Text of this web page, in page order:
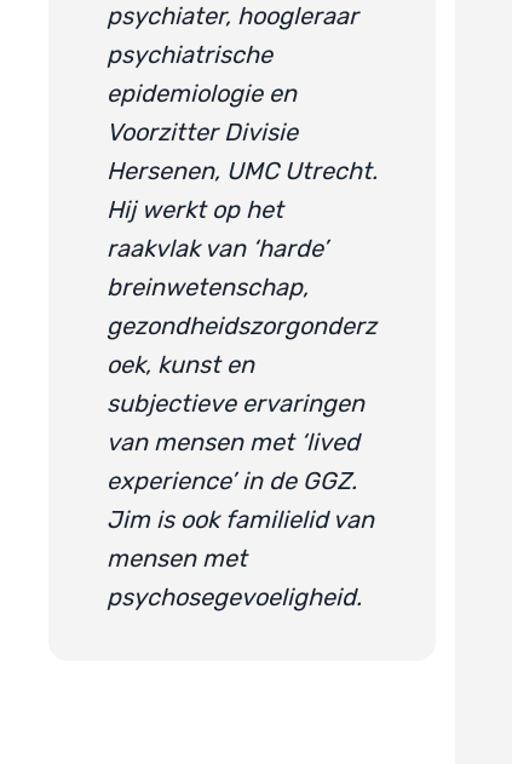
psychiater, hoogleraar
psychiatrische
epidemiologie en
Voorzitter Divisie
Hersenen, UMC Utrecht.
Hij werkt op het
raakvlak van ‘harde’
breinwetenschap,
gezondheidszorgonderz
oek, kunst en
subjectieve ervaringen
van mensen met ‘lived
experience’ in de GGZ.
Jim is ook familielid van
mensen met
psychosegevoeligheid.